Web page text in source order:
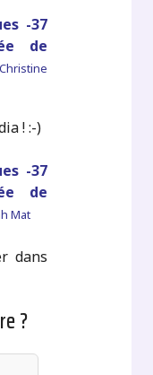
-37
de
Christine
! :-)
-37
de
Mat
dans
?